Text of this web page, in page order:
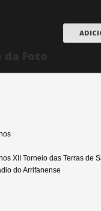
XII Torneio das Terras de
do Arrifanense